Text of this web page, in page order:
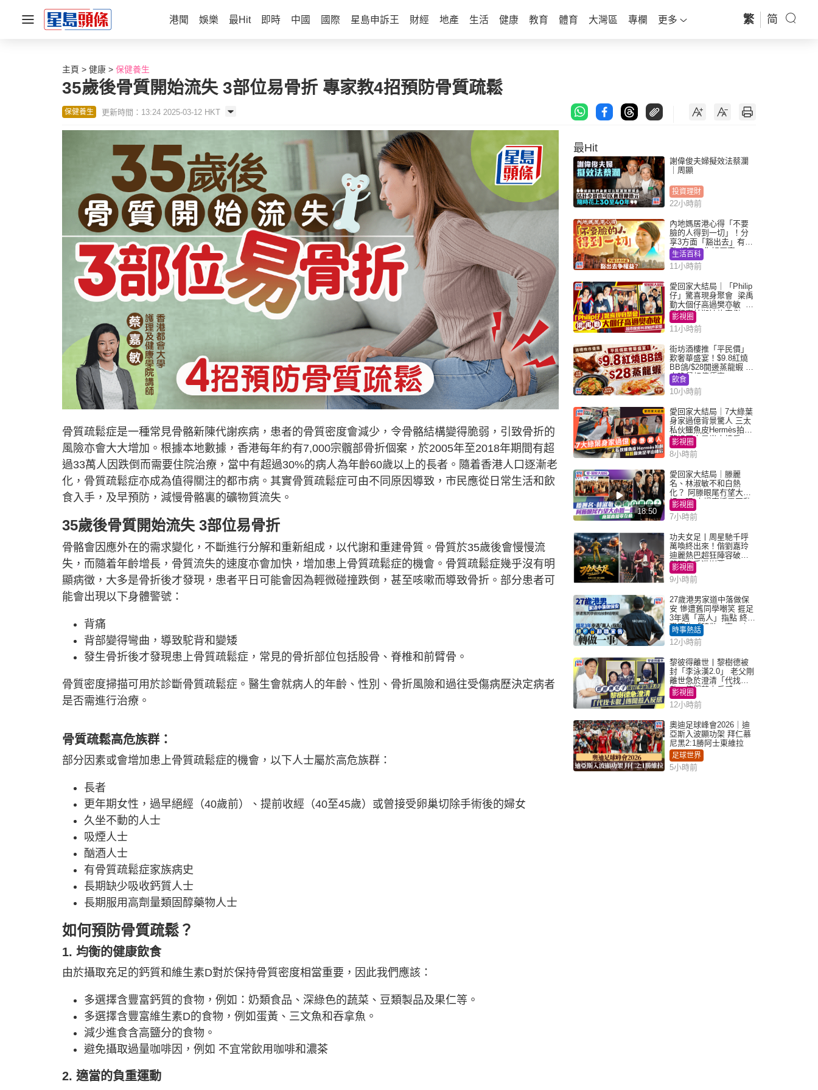
港聞 娛樂 最Hit 即時 中國 國際 星島申訴王 財經 地產 生活 健康 教育 體育 大灣區 專欄 更多 繁 简
主頁 健康 保健養生
35歲後骨質開始流失 3部位易骨折 專家教4招預防骨質疏鬆
保健養生 更新時間：13:24 2025-03-12 HKT
骨質疏鬆症是一種常見骨骼新陳代謝疾病，患者的骨質密度會減少，令骨骼結構變得脆弱，引致骨折的
風險亦會大大增加。根據本地數據，香港每年約有7,000宗髖部骨折個案，於2005年至2018年期間有超
過33萬人因跌倒而需要住院治療，當中有超過30%的病人為年齡60歲以上的長者。隨着香港人口逐漸老
化，骨質疏鬆症亦成為值得關注的都市病。其實骨質疏鬆症可由不同原因導致，市民應從日常生活和飲
食入手，及早預防，減慢骨骼裏的礦物質流失。
35歲後骨質開始流失 3部位易骨折
骨骼會因應外在的需求變化，不斷進行分解和重新組成，以代謝和重建骨質。骨質於35歲後會慢慢流
失，而隨着年齡增長，骨質流失的速度亦會加快，增加患上骨質疏鬆症的機會。骨質疏鬆症幾乎沒有明
顯病徵，大多是骨折後才發現，患者平日可能會因為輕微碰撞跌倒，甚至咳嗽而導致骨折。部分患者可
能會出現以下身體警號：
背痛
背部變得彎曲，導致駝背和變矮
發生骨折後才發現患上骨質疏鬆症，常見的骨折部位包括股骨、脊椎和前臂骨。
骨質密度掃描可用於診斷骨質疏鬆症。醫生會就病人的年齡、性別、骨折風險和過往受傷病歷決定病者
是否需進行治療。
骨質疏鬆高危族群：
部分因素或會增加患上骨質疏鬆症的機會，以下人士屬於高危族群：
長者
更年期女性，過早絕經（40歲前）、提前收經（40至45歲）或曾接受卵巢切除手術後的婦女
久坐不動的人士
吸煙人士
酗酒人士
有骨質疏鬆症家族病史
長期缺少吸收鈣質人士
長期服用高劑量類固醇藥物人士
如何預防骨質疏鬆？
1. 均衡的健康飲食
由於攝取充足的鈣質和維生素D對於保持骨質密度相當重要，因此我們應該：
多選擇含豐富鈣質的食物，例如：奶類食品、深綠色的蔬菜、豆類製品及果仁等。
多選擇含豐富維生素D的食物，例如蛋黃、三文魚和吞拿魚。
減少進食含高鹽分的食物。
避免攝取過量咖啡因，例如 不宜常飲用咖啡和濃茶
2. 適當的負重運動
最Hit
謝偉俊夫婦擬效法蔡瀾
｜周顯
投資理財
22小時前
內地媽居港心得「不要
臉的人得到一切」！分
享3方面「豁出去」有著
數 網民：你好厲害
生活百科
11小時前
愛回家大結局｜「Philip
仔」驚喜現身聚會 梁禹
勤大個仔高過樊亦敏 超
乖黐實林淑敏許家傑
影視圈
11小時前
街坊酒樓推「平民價」
歎奢華盛宴！$9.8紅燒
BB鴿/$28開邊蒸龍蝦 3
大晚餐超值優惠
飲食
10小時前
愛回家大結局｜7大綠葉
身家過億背景驚人 三太
私伙鱷魚皮Hermès拍劇
蘇姐原來是半山樓后
影視圈
8小時前
18:50
愛回家大結局｜滕麗
名、林淑敏不和白熱
化？ 阿滕眼尾冇望大小
姐一眼 商場直播零互動
影視圈
7小時前
功夫女足丨周星馳千呼
萬喚終出來！偕劉嘉玲
迪麗熱巴超狂陣容破天
荒現身香港謝票
影視圈
9小時前
27歲港男家道中落做保
安 慘遭舊同學嘲笑 捱足
3年遇「高人」指點 終辭
職宣告「轉做一事」｜
Juicy叮
時事熱話
12小時前
黎彼得離世丨黎樹德被
封「李泳漢2.0」 老父剛
離世急於澄清「代找卡
數」傳聞惹人反感
影視圈
12小時前
奧迪足球峰會2026｜迪
亞斯入波顯功架 拜仁慕
尼黑2:1勝阿士東維拉
足球世界
5小時前